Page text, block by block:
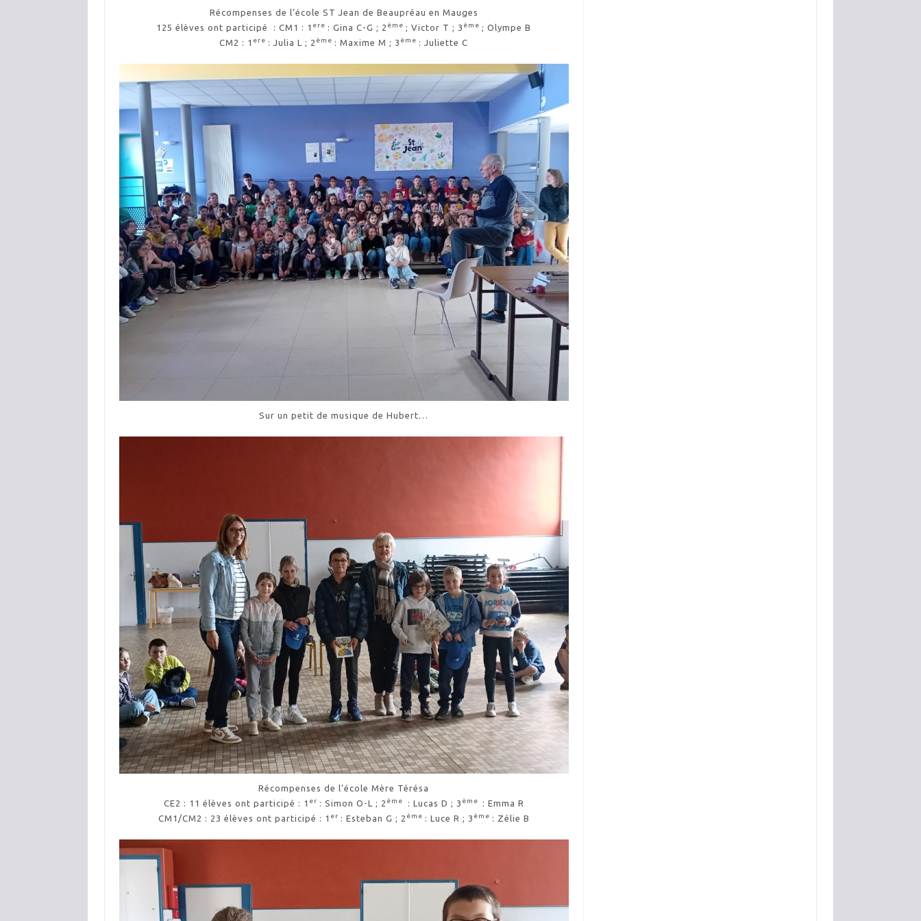
Récompenses de l’école ST Jean de Beaupréau en Mauges
125 élèves ont participé : CM1 : 1 ere : Gina C-G ; 2 ème ; Victor T ; 3 ème ; Olympe B
CM2 : 1 ere : Julia L ; 2 ème : Maxime M ; 3 ème : Juliette C
Sur un petit de musique de Hubert…
Récompenses de l’école Mère Térésa
CE2 : 11 élèves ont participé : 1 er : Simon O-L ; 2 ème : Lucas D ; 3 ème
: Emma R
CM1/CM2 : 23 élèves ont participé : 1 er : Esteban G ; 2 ème : Luce R ; 3 ème : Zélie B